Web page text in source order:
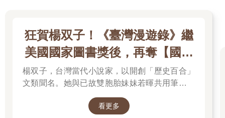
狂賀楊双子！《臺灣漫遊錄》繼
美國國家圖書獎後，再奪【國際
布克獎】
楊双子，台灣當代小說家，以開創「歷史百合」
文類聞名。她與已故雙胞胎妹妹若暉共用筆名，
入女性同性情誼。其長篇小說《臺灣漫遊錄》透
看更多